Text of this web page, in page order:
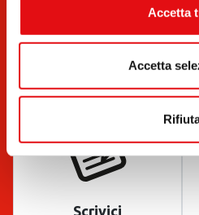
Accetta
Accetta
Documenti
Scrivici